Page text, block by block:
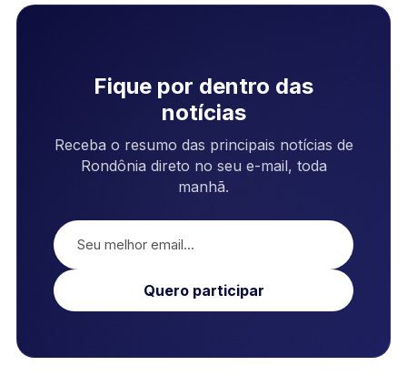
Fique por dentro das
notícias
Receba o resumo das principais notícias de
Rondônia direto no seu e-mail, toda
manhã.
Quero participar